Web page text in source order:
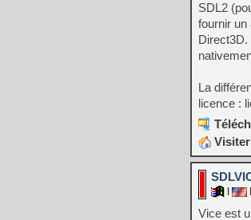
SDL2
fournir un
Direct3D.
La
licence :
Vice est